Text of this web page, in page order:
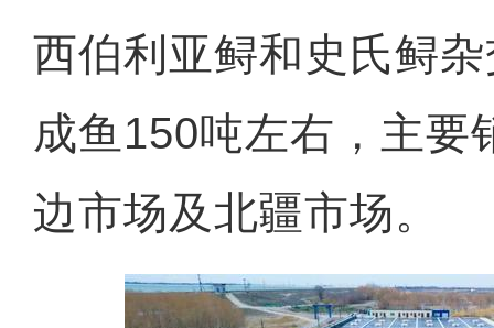
西伯利亚鲟和史氏鲟
成鱼150吨左右，主要
边市场及北疆市场。